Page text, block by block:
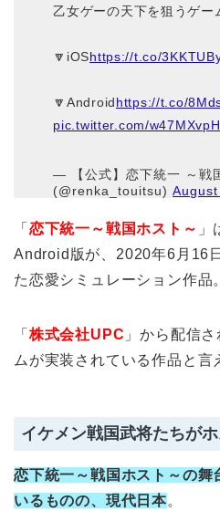
乙女ゲーの天下を狙うゲー
🔽iOShttps://t.co/
🔽Androidhttps://t.co/
pic.twitter.com/
— 【公式】恋下統一 ～戦
(@renka_touitsu)
「 恋下統一～戦国ホスト～
Android版が、2020年6月16
た恋愛シミュレーション作品。
「 株式会社UPC 」から配信
ムが実装されている作品と言
イケメン戦国武将たちが
恋下統一～戦国ホスト～の舞
いるものの、現代日本。